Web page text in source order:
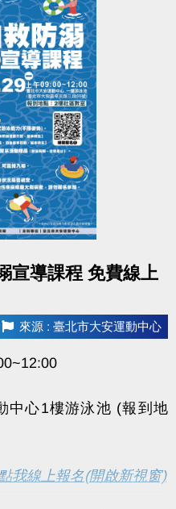
宣導課程 免費線上
來源 : 臺北市大安運動中心
中心1樓游泳池 (報到地
我線上報名(開啟新視窗)